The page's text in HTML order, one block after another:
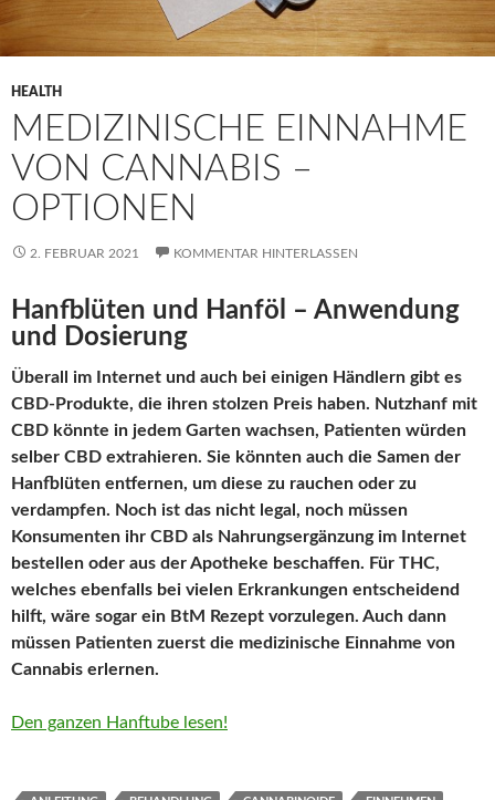
HEALTH
MEDIZINISCHE EINNAHME
VON CANNABIS –
OPTIONEN
2. FEBRUAR 2021 KOMMENTAR HINTERLASSEN
Hanfblüten und Hanföl – Anwendung
und Dosierung
Überall im Internet und auch bei einigen Händlern gibt es
CBD-Produkte, die ihren stolzen Preis haben. Nutzhanf mit
CBD könnte in jedem Garten wachsen, Patienten würden
selber CBD extrahieren. Sie könnten auch die Samen der
Hanfblüten entfernen, um diese zu rauchen oder zu
verdampfen. Noch ist das nicht legal, noch müssen
Konsumenten ihr CBD als Nahrungsergänzung im Internet
bestellen oder aus der Apotheke beschaffen. Für THC,
welches ebenfalls bei vielen Erkrankungen entscheidend
hilft, wäre sogar ein BtM Rezept vorzulegen. Auch dann
müssen Patienten zuerst die medizinische Einnahme von
Cannabis erlernen.
Den ganzen Hanftube lesen!